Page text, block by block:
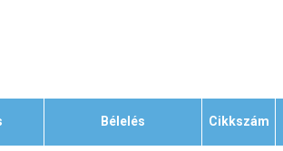
Bélelés Cikkszám